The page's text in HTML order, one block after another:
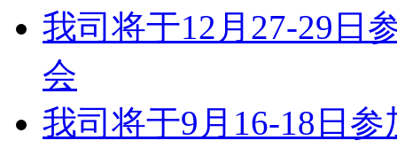
我司将于12月27-29日
会
我司将于9月16-18日